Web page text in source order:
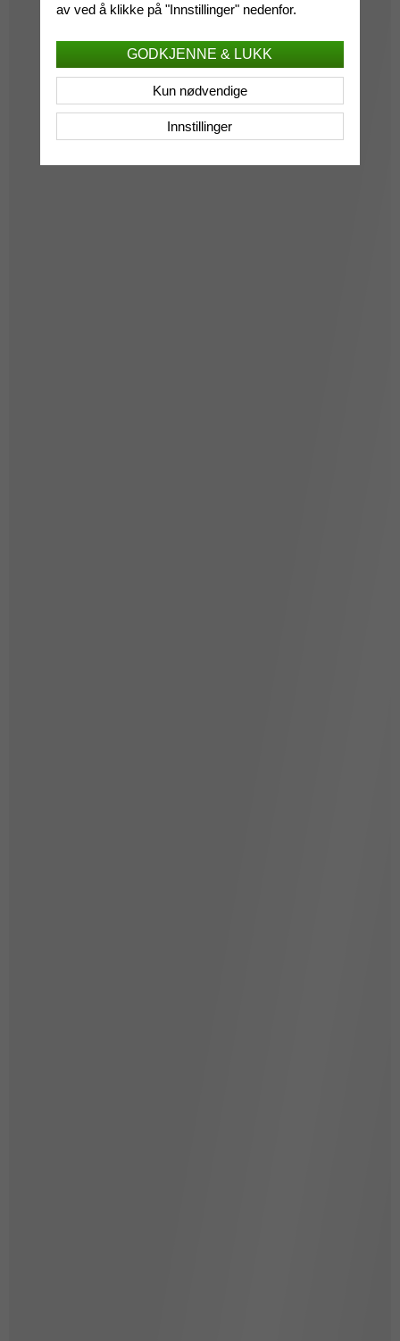
av ved å klikke på "Innstillinger" nedenfor.
Innstillinger
Kun nødvendige
GODKJENNE & LUKK